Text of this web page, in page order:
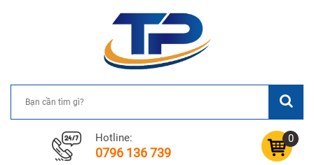
Hotline:
0796 136 739
0